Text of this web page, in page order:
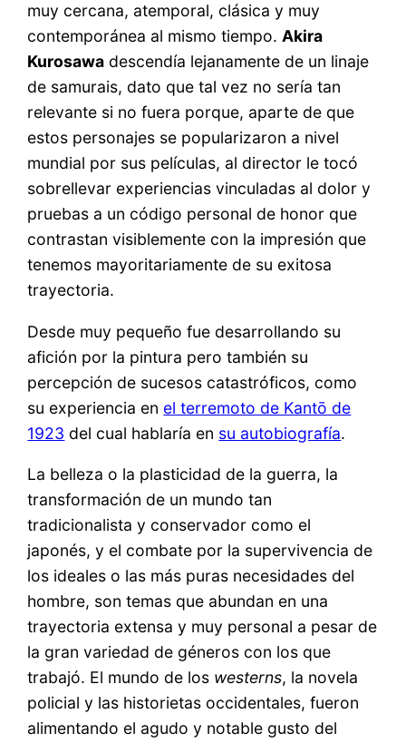
muy cercana, atemporal, clásica y muy
contemporánea al mismo tiempo. Akira
Kurosawa descendía lejanamente de un linaje
de samurais, dato que tal vez no sería tan
relevante si no fuera porque, aparte de que
estos personajes se popularizaron a nivel
mundial por sus películas, al director le tocó
sobrellevar experiencias vinculadas al dolor y
pruebas a un código personal de honor que
contrastan visiblemente con la impresión que
tenemos mayoritariamente de su exitosa
trayectoria.
Desde muy pequeño fue desarrollando su
afición por la pintura pero también su
percepción de sucesos catastróficos, como
su experiencia en el terremoto de Kantō de
1923 del cual hablaría en su autobiografía.
La belleza o la plasticidad de la guerra, la
transformación de un mundo tan
tradicionalista y conservador como el
japonés, y el combate por la supervivencia de
los ideales o las más puras necesidades del
hombre, son temas que abundan en una
trayectoria extensa y muy personal a pesar de
la gran variedad de géneros con los que
trabajó. El mundo de los westerns, la novela
policial y las historietas occidentales, fueron
alimentando el agudo y notable gusto del